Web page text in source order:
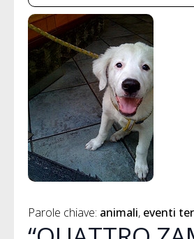
Parole chiave: animali eventi